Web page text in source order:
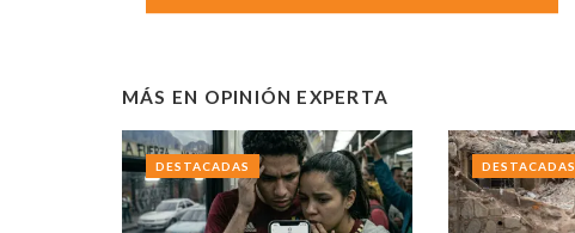
MÁS EN OPINIÓN EXPERTA
DESTACADAS DESTACADAS